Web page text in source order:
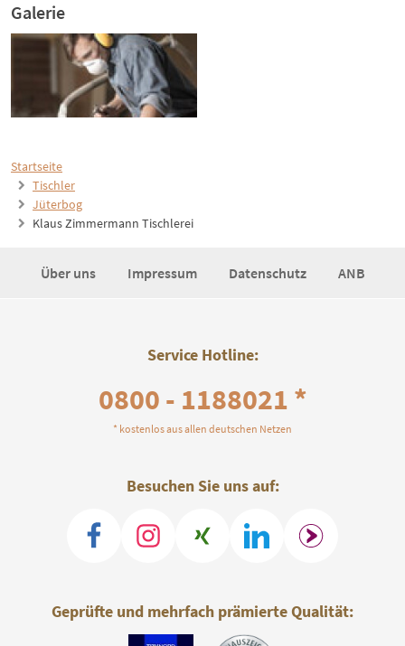
Startseite
Tischler
Jüterbog
Klaus Zimmermann Tischlerei
Galerie
Über uns Impressum Datenschutz ANB
Service Hotline:
0800 - 1188021 *
* kostenlos aus allen deutschen Netzen
Besuchen Sie uns auf:
Geprüfte und mehrfach prämierte Qualität: